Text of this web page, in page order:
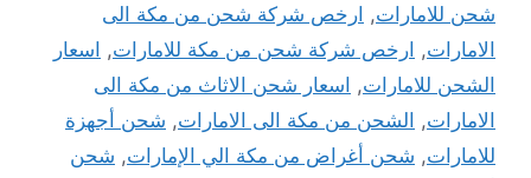
شحن للامارات, ارخص شركة شحن من مكة الى
الامارات, ارخص شركة شحن من مكة للامارات, اسعار
الشحن للامارات, اسعار شحن الاثاث من مكة الى
الامارات, الشحن من مكة الى الامارات, شحن أجهزة
للامارات, شحن أغراض من مكة الي الإمارات, شحن